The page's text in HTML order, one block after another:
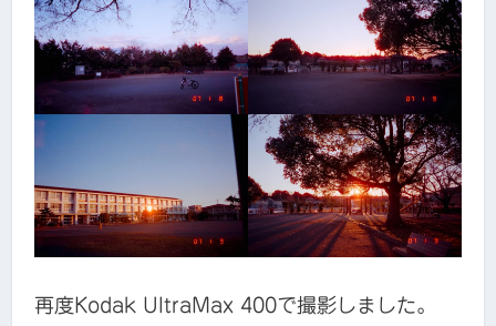
再度Kodak UltraMax 400で撮影しました。